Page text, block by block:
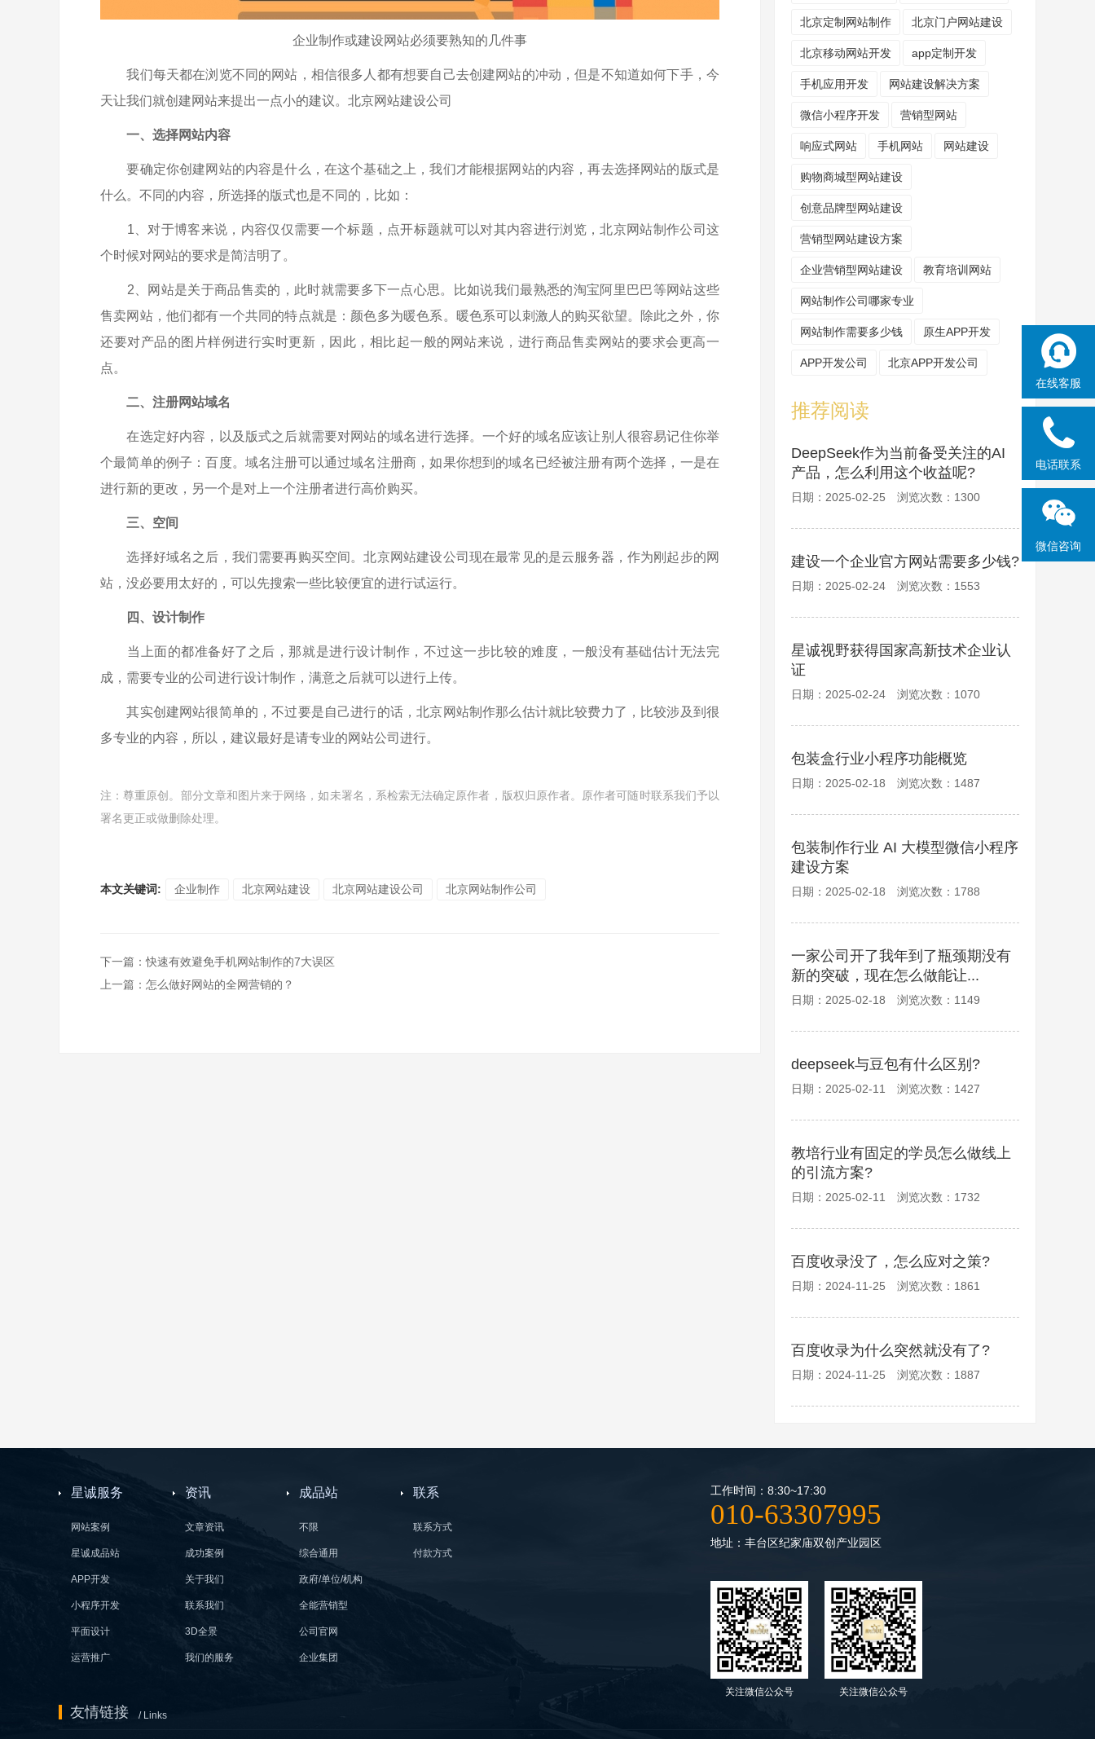
在线客服
电话联系
微信咨询
企业制作或建设网站必须要熟知的几件事
我们每天都在浏览不同的网站，相信很多人都有想要自己去创建网站的冲动，但是不知道如何下手，今
天让我们就创建网站来提出一点小的建议。 北京网站建设公司
一、选择网站内容
要确定你创建网站的内容是什么，在这个基础之上，我们才能根据网站的内容，再去选择网站的版式是
什么。不同的内容，所选择的版式也是不同的，比如：
1、对于博客来说，内容仅仅需要一个标题，点开标题就可以对其内容进行浏览，北京网站制作公司这
个时候对网站的要求是简洁明了。
2、网站是关于商品售卖的，此时就需要多下一点心思。比如说我们最熟悉的淘宝阿里巴巴等网站这些
售卖网站，他们都有一个共同的特点就是：颜色多为暖色系。暖色系可以刺激人的购买欲望。除此之外，你
还要对产品的图片样例进行实时更新，因此，相比起一般的网站来说，进行商品售卖网站的要求会更高一
点。
二、注册网站域名
在选定好内容，以及版式之后就需要对网站的域名进行选择。一个好的域名应该让别人很容易记住你举
个最简单的例子：百度。域名注册可以通过域名注册商，如果你想到的域名已经被注册有两个选择，一是在
进行新的更改，另一个是对上一个注册者进行高价购买。
三、空间
选择好域名之后，我们需要再购买空间。北京网站建设公司 现在最常见的是云服务器，作为刚起步的网
站，没必要用太好的，可以先搜索一些比较便宜的进行试运行。
四、设计制作
当上面的都准备好了之后，那就是进行设计制作，不过这一步比较的难度，一般没有基础估计无法完
成，需要专业的公司进行设计制作，满意之后就可以进行上传。
其实创建网站很简单的，不过要是自己进行的话，北京网站制作那么估计就比较费力了，比较涉及到很
多专业的内容，所以，建议最好是请专业的网站公司进行。
注：尊重原创。部分文章和图片来于网络，如未署名，系检索无法确定原作者，版权归原作者。原作者可随时联系我们予以
署名更正或做删除处理。
本文关键词: 企业制作 北京网站建设 北京网站建设公司 北京网站制作公司
下一篇 ：快速有效避免手机网站制作的7大误区
上一篇 ： 怎么做好网站的全网营销的？
北京定制网站制作 北京门户网站建设
北京移动网站开发 app定制开发
手机应用开发 网站建设解决方案
微信小程序开发 营销型网站
响应式网站 手机网站 网站建设
购物商城型网站建设
创意品牌型网站建设
营销型网站建设方案
企业营销型网站建设 教育培训网站
网站制作公司哪家专业
网站制作需要多少钱 原生APP开发
APP开发公司 北京APP开发公司
推荐阅读
DeepSeek作为当前备受关注的AI
产品，怎么利用这个收益呢?
日期：2025-02-25 浏览次数：1300
建设一个企业官方网站需要多少钱?
日期：2025-02-24 浏览次数：1553
星诚视野获得国家高新技术企业认
证
日期：2025-02-24 浏览次数：1070
包装盒行业小程序功能概览
日期：2025-02-18 浏览次数：1487
包装制作行业 AI 大模型微信小程序
建设方案
日期：2025-02-18 浏览次数：1788
一家公司开了我年到了瓶颈期没有
新的突破，现在怎么做能让...
日期：2025-02-18 浏览次数：1149
deepseek与豆包有什么区别?
日期：2025-02-11 浏览次数：1427
教培行业有固定的学员怎么做线上
的引流方案?
日期：2025-02-11 浏览次数：1732
百度收录没了，怎么应对之策?
日期：2024-11-25 浏览次数：1861
百度收录为什么突然就没有了?
日期：2024-11-25 浏览次数：1887
星诚服务
网站案例
星诚成品站
APP开发
小程序开发
平面设计
运营推广
资讯
文章资讯
成功案例
关于我们
联系我们
3D全景
我们的服务
成品站
不限
综合通用
政府/单位/机构
全能营销型
公司官网
企业集团
联系
联系方式
付款方式
工作时间：8:30~17:30
010-63307995
地址：丰台区纪家庙双创产业园区
关注微信公众号 关注微信公众号
友情链接 / Links